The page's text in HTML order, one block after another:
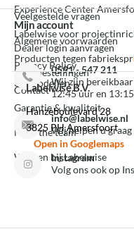
Experience Center
Labelwise voor
Producten tegen
3D modellen
Garantie & kwaliteit
Meet the team
Werken bij Labelwise
Veelgestelde vragen
Algemene voorwaarden
Privacy Policy
Contact
Mijn account
Dealer login aanvragen
Mijn bestellingen
0591 - 547 211
Wij zijn
12:45 uur en
info@labelwise.nl
Wij helpen u graag
Instagram
Volg ons ook op
Labelwise B.V.
Hanzeboulevard 28
3825 PH Amersfoort
Open in Googlemaps